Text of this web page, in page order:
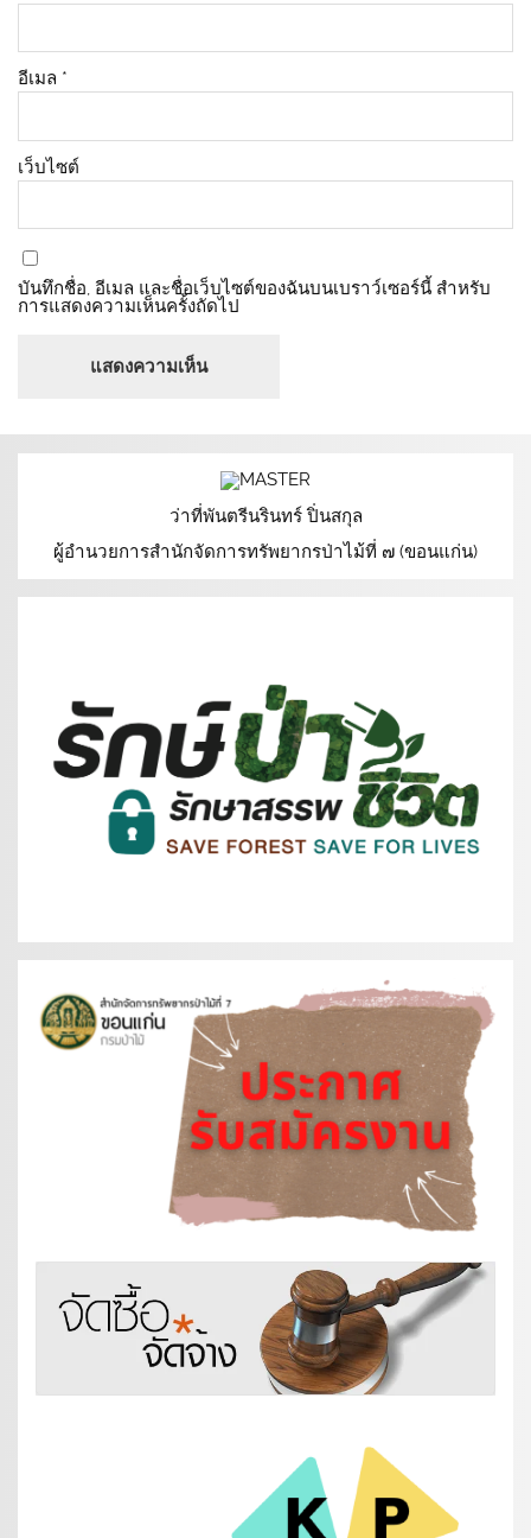
อีเมล *
เว็บไซต์
บันทึกชื่อ, อีเมล และชื่อเว็บไซต์ของฉันบนเบราว์เซอร์นี้ สำหรับ
การแสดงความเห็นครั้งถัดไป
ว่าที่พันตรีนรินทร์ ปิ่นสกุล
ผู้อำนวยการสำนักจัดการทรัพยากรป่าไม้ที่ ๗ (ขอนแก่น)